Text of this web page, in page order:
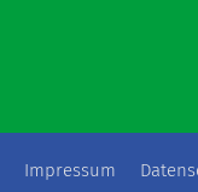
Impressum